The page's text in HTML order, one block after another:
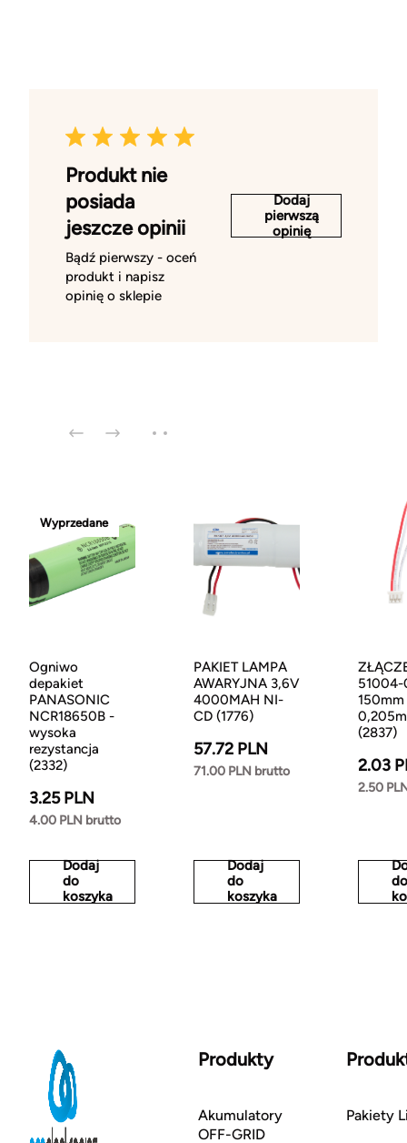
Produkt nie
posiada
jeszcze opinii
Bądź pierwszy - oceń
produkt i napisz
opinię o sklepie
Dodaj
pierwszą
opinię
Wyprzedane
Ogniwo
depakiet
PANASONIC
NCR18650B -
wysoka
rezystancja
(2332)
3.25 PLN
4.00 PLN brutto
Dodaj
do
koszyka
PAKIET LAMPA
AWARYJNA 3,6V
4000MAH NI-
CD (1776)
57.72 PLN
71.00 PLN brutto
Dodaj
do
koszyka
150mm
(2837)
2.03
2.50
do
Produkty
Akumulatory
OFF-GRID
Pakiety